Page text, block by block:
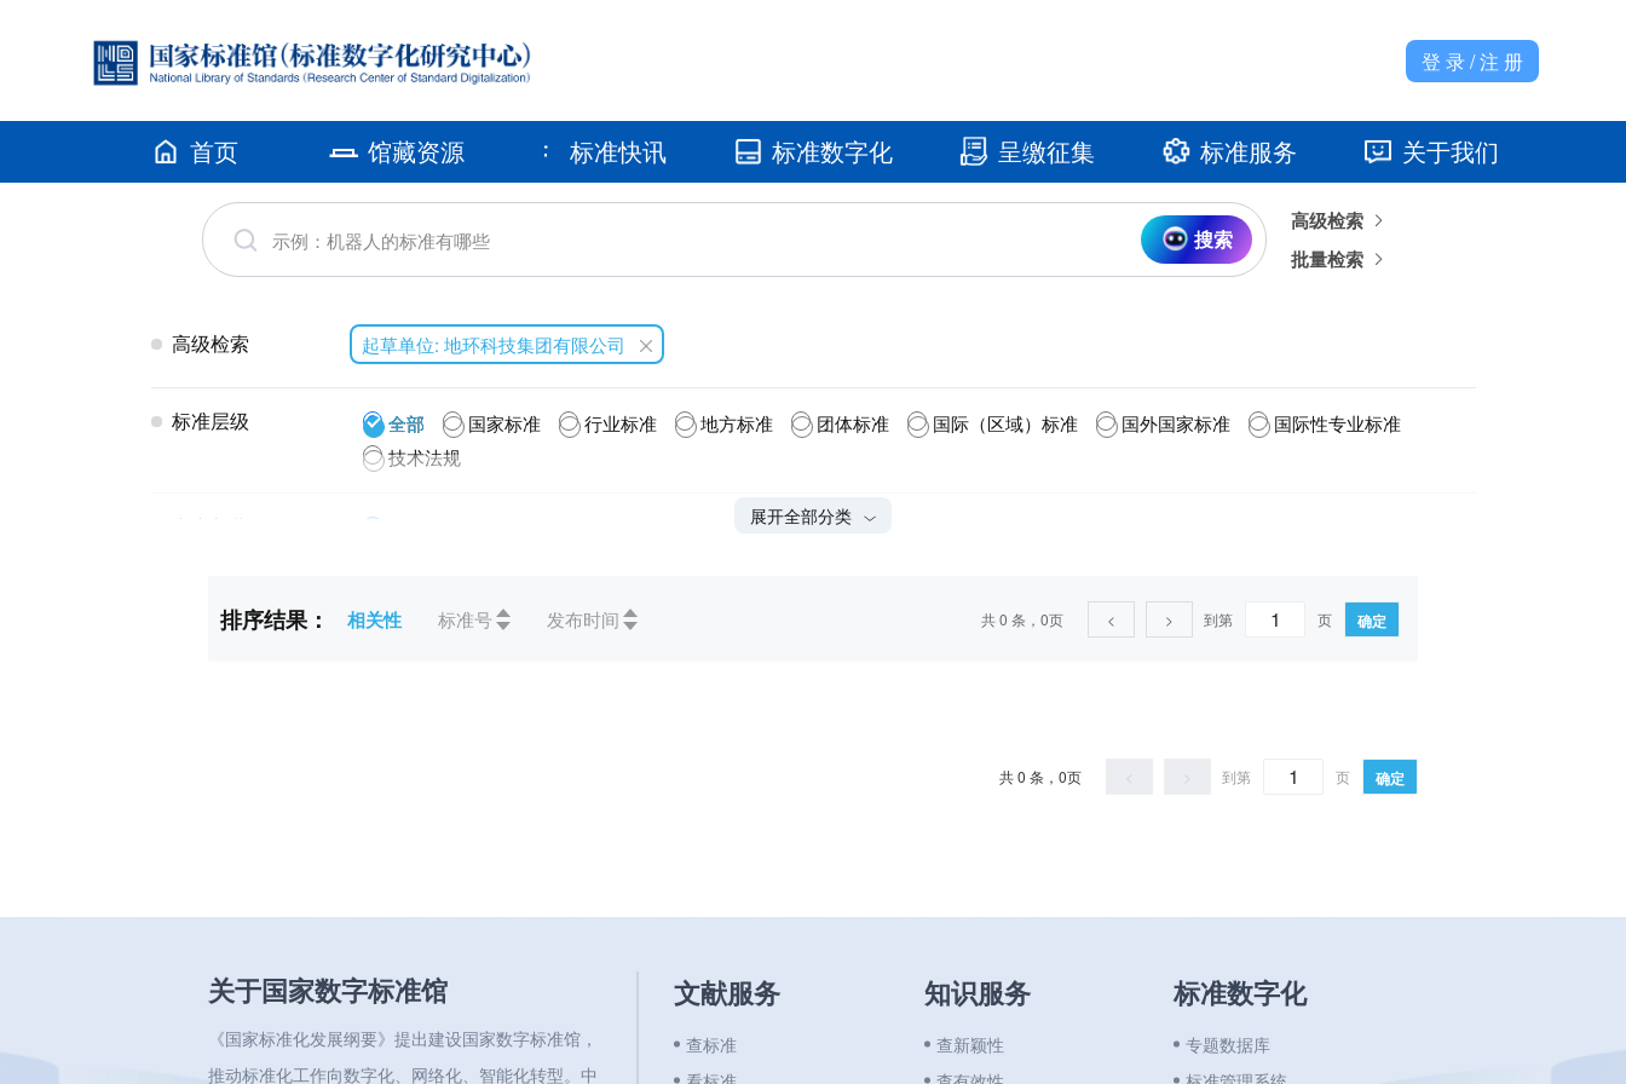
登 录 / 注 册
首页 馆藏资源 标准快讯 标准数字化 呈缴征集 标准服务 关于我们
发展大事记
搜索
高级检索
批量检索
高级检索 起草单位: 地环科技集团有限公司
标准层级 全部 国家标准 行业标准 地方标准 团体标准 国际（区域）标准 国外国家标准
国际性专业标准
技术法规
发布年代 展开全部分类
排序结果： 相关性 标准号 发布时间 共 0 条，0页 < > 到第 页 确定
共 0 条，0页 < > 到第 页 确定
关于国家数字标准馆
《国家标准化发展纲要》提出建设国家数字标准馆，
推动标准化工作向数字化、网络化、智能化转型。中
文献服务
查标准
知识服务
查新颖性
标准数字化
专题数据库